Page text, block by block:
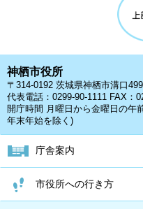
神栖市役所
〒314-0192 茨城県神栖市溝口
代表電話：0299-90-1111 FAX：
開庁時間 月曜日から金曜日の午
年末年始を除く)
庁舎案内
市役所への行き方